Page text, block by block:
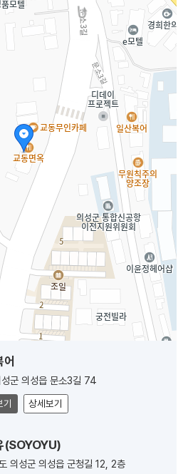
어
성군 의성읍 문소3길 74
기 상세보기
(SOYOYU)
의성군 의성읍 군청길 12, 2층